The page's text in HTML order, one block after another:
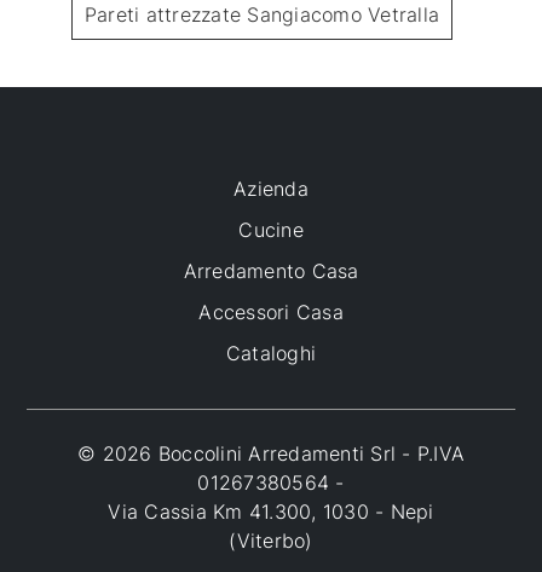
Pareti attrezzate Sangiacomo Vetralla
Azienda
Cucine
Arredamento Casa
Accessori Casa
Cataloghi
© 2026 Boccolini Arredamenti Srl - P.IVA
01267380564 -
Via Cassia Km 41.300, 1030 - Nepi
(Viterbo)